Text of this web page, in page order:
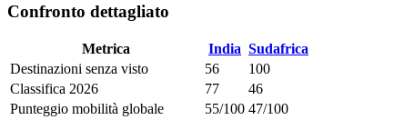
Confronto dettagliato
Metrica India Sudafrica
Destinazioni senza visto
56
100
Classifica 2026
77
46
Punteggio mobilità globale
55/100 47/100